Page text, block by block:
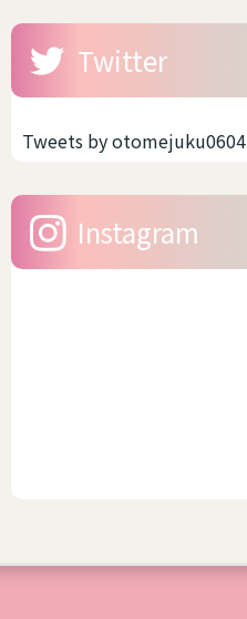
Twitter
Tweets by otomejuku0604
Instagram